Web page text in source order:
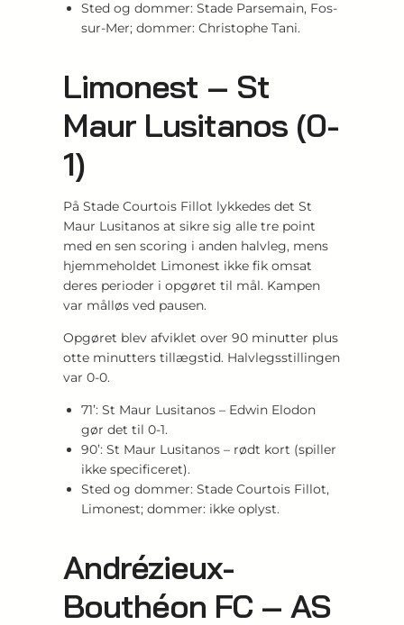
Sted og dommer: Stade Parsemain, Fos-
sur-Mer; dommer: Christophe Tani.
Limonest – St
Maur Lusitanos (0-
1)
På Stade Courtois Fillot lykkedes det St
Maur Lusitanos at sikre sig alle tre point
med en sen scoring i anden halvleg, mens
hjemmeholdet Limonest ikke fik omsat
deres perioder i opgøret til mål. Kampen
var målløs ved pausen.
Opgøret blev afviklet over 90 minutter plus
otte minutters tillægstid. Halvlegsstillingen
var 0-0.
71’: St Maur Lusitanos – Edwin Elodon
gør det til 0-1.
90’: St Maur Lusitanos – rødt kort (spiller
ikke specificeret).
Sted og dommer: Stade Courtois Fillot,
Limonest; dommer: ikke oplyst.
Andrézieux-
Bouthéon FC – AS